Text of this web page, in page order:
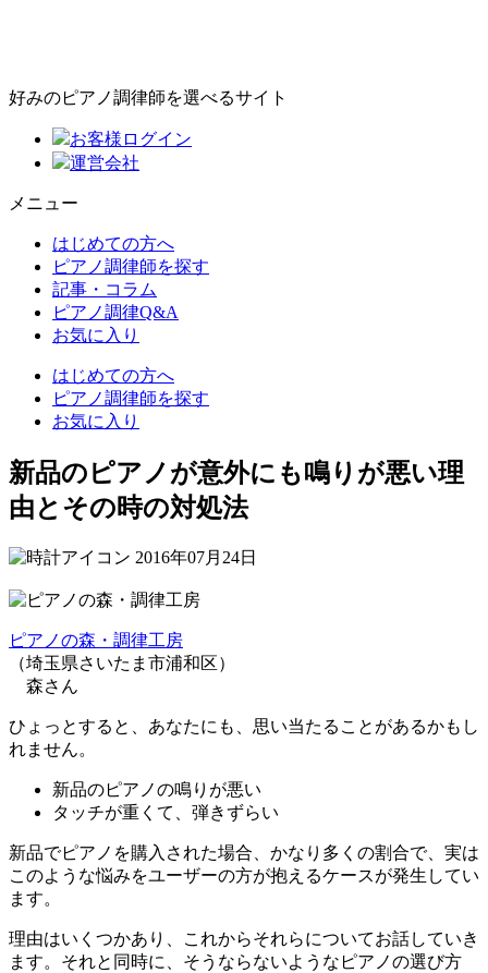
好みのピアノ調律師を選べるサイト
お客様ログイン
運営会社
メニュー
はじめての方へ
ピアノ調律師を探す
記事・コラム
ピアノ調律Q&A
お気に入り
はじめての方へ
ピアノ調律師を探す
お気に入り
新品のピアノが意外にも鳴りが悪い理
由とその時の対処法
2016年07月24日
ピアノの森・調律工房
（埼玉県さいたま市浦和区）
森さん
ひょっとすると、あなたにも、思い当たることがあるかもし
れません。
新品のピアノの鳴りが悪い
タッチが重くて、弾きずらい
新品でピアノを購入された場合、かなり多くの割合で、実は
このような悩みをユーザーの方が抱えるケースが発生してい
ます。
理由はいくつかあり、これからそれらについてお話していき
ます。それと同時に、そうならないようなピアノの選び方